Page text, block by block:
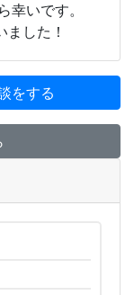
いです。
した！
をする